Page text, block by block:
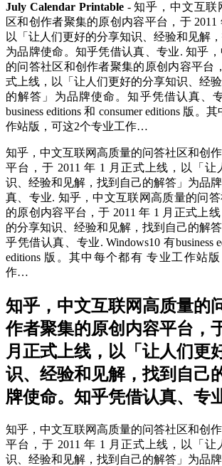
July Calendar Printable- 知乎，中文互联
区和创作者聚集的原创内容平台，于 2011
以「让人们更好的分享知识、经验和见解
为品牌使命。知乎凭借认真、专业. 知乎
的问答社区和创作者聚集的原创内容平台
式上线，以「让人们更好的分享知识、经
的解答」为品牌使命。知乎凭借认真、
business editions 和 consumer editions 版。
作站版，可这2个专业工作…
知乎，中文互联网高质量的问答社区和创
平台，于 2011 年 1 月正式上线，以「让
识、经验和见解，找到自己的解答」为品
真、专业. 知乎，中文互联网高质量的问
的原创内容平台，于 2011 年 1 月正式上
的分享知识、经验和见解，找到自己的解
乎凭借认真、专业. Windows10 有business
editions 版。其中每个都有 专业工作站
作…
知乎，中文互联网高质量的
作者聚集的原创内容平台，
月正式上线，以「让人们更
识、经验和见解，找到自己
牌使命。知乎凭借认真、专
知乎，中文互联网高质量的问答社区和创
平台，于 2011 年 1 月正式上线，以「让
识、经验和见解，找到自己的解答」为品